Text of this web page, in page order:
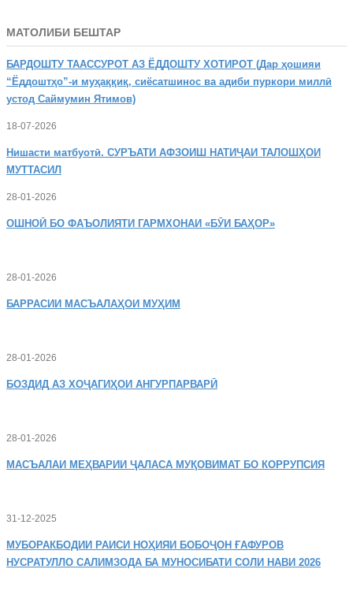
МАТОЛИБИ БЕШТАР
БАРДОШТУ ТААССУРОТ АЗ ЁДДОШТУ ХОТИРОТ (Дар ҳошияи
“Ёддоштҳо”-и муҳаққиқ, сиёсатшинос ва адиби пуркори миллӣ
устод Саймумин Ятимов)
18-07-2026
Нишасти матбуотӣ. СУРЪАТИ АФЗОИШ НАТИҶАИ ТАЛОШҲОИ
МУТТАСИЛ
28-01-2026
ОШНОӢ БО ФАЪОЛИЯТИ ГАРМХОНАИ «БӮИ БАҲОР»
28-01-2026
БАРРАСИИ МАСЪАЛАҲОИ МУҲИМ
28-01-2026
БОЗДИД АЗ ХОҶАГИҲОИ АНГУРПАРВАРӢ
28-01-2026
МАСЪАЛАИ МЕҲВАРИИ ҶАЛАСА МУҚОВИМАТ БО КОРРУПСИЯ
31-12-2025
МУБОРАКБОДИИ РАИСИ НОҲИЯИ БОБОҶОН ҒАФУРОВ
НУСРАТУЛЛО САЛИМЗОДА БА МУНОСИБАТИ СОЛИ НАВИ 2026